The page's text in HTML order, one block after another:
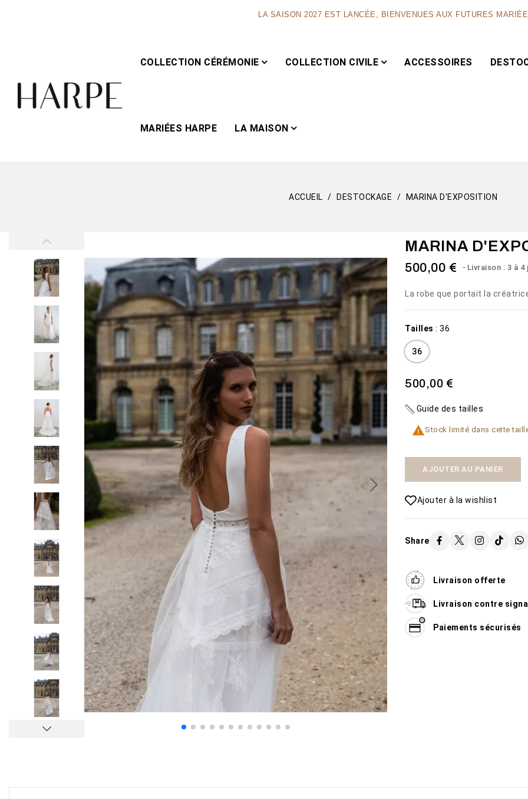
LA SAISON 2027 EST LANCÉE, BIENVENUES AUX FUTURES
COLLECTION CÉRÉMONIE
VOIR LE
PRODUIT
Disponibilité:50 En
COLLECTION CIVILE
VOIR LE
PRODUIT
Disponibilité:2 En stock
Misteriosa
ACCESSOIRES
MARIÉES HARPE LA MAISON
ACCUEIL DESTOCKAGE MARINA D'EXPOSITION
MARINA
500,00 € Livraison : 3 à 4
La robe que portait la
Tailles : 36
36
500,00 €
Guide des tailles
 Stock limité dans cette
AJOUTER AU PANIER
Ajouter à la wishlist
Share
Livraison offerte
Livraison contre
Paiements sécurisés